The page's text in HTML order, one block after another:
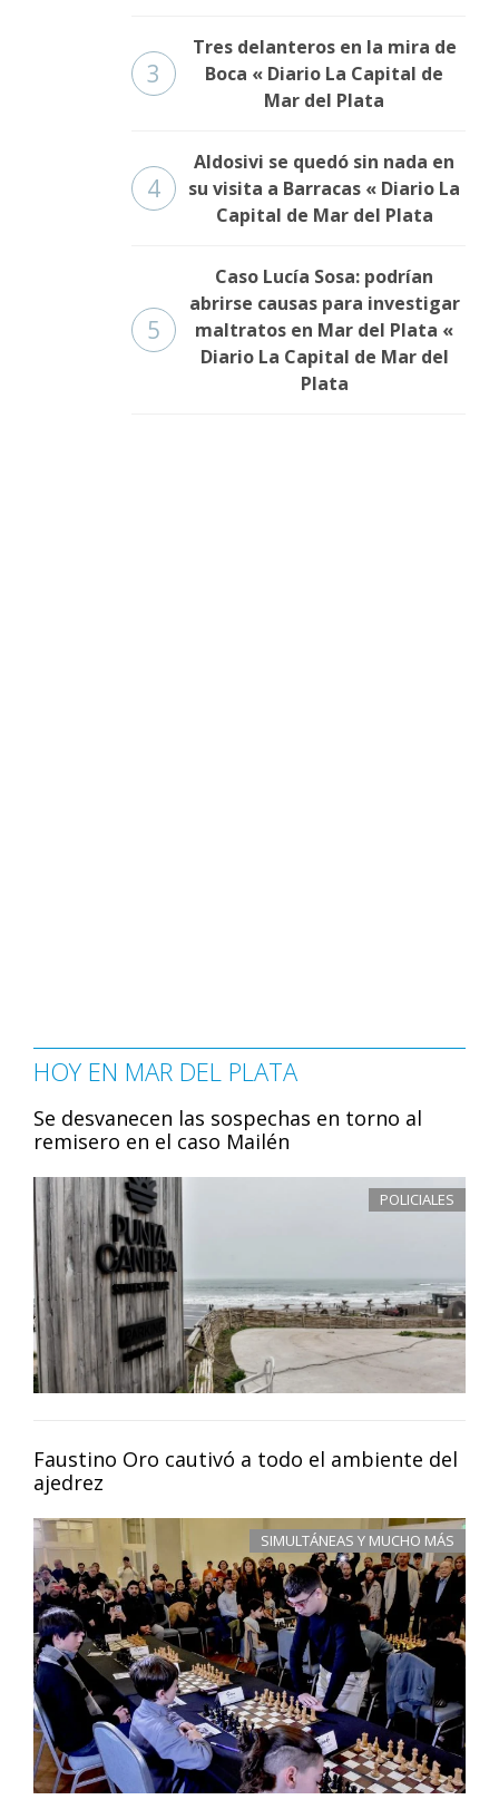
3
Tres delanteros en la mira de
Boca « Diario La Capital de
Mar del Plata
4
Aldosivi se quedó sin nada en
su visita a Barracas « Diario La
Capital de Mar del Plata
5
Caso Lucía Sosa: podrían
abrirse causas para investigar
maltratos en Mar del Plata «
Diario La Capital de Mar del
Plata
HOY EN MAR DEL PLATA
Se desvanecen las sospechas en torno al
remisero en el caso Mailén
POLICIALES
Faustino Oro cautivó a todo el ambiente del
ajedrez
SIMULTÁNEAS Y MUCHO MÁS